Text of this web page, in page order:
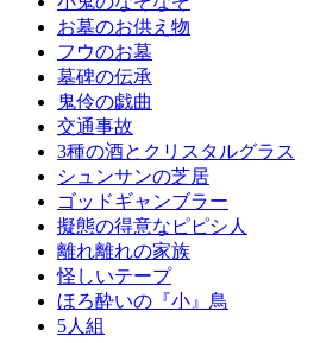
お墓のお供え物
フウのお墓
墓碑の伝承
鬼伶の戯曲
交通事故
3種の酒とクリスタルグラス
シュンサンの芝居
ゴッドギャンブラー
擬態の得意なピピシ人
離れ離れの家族
怪しいテープ
ほろ酔いの『小』鳥
5人組